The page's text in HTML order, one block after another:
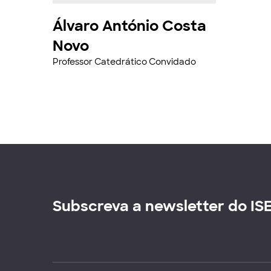
Álvaro António Costa
Novo
Professor Catedrático Convidado
Subscreva a newsletter do